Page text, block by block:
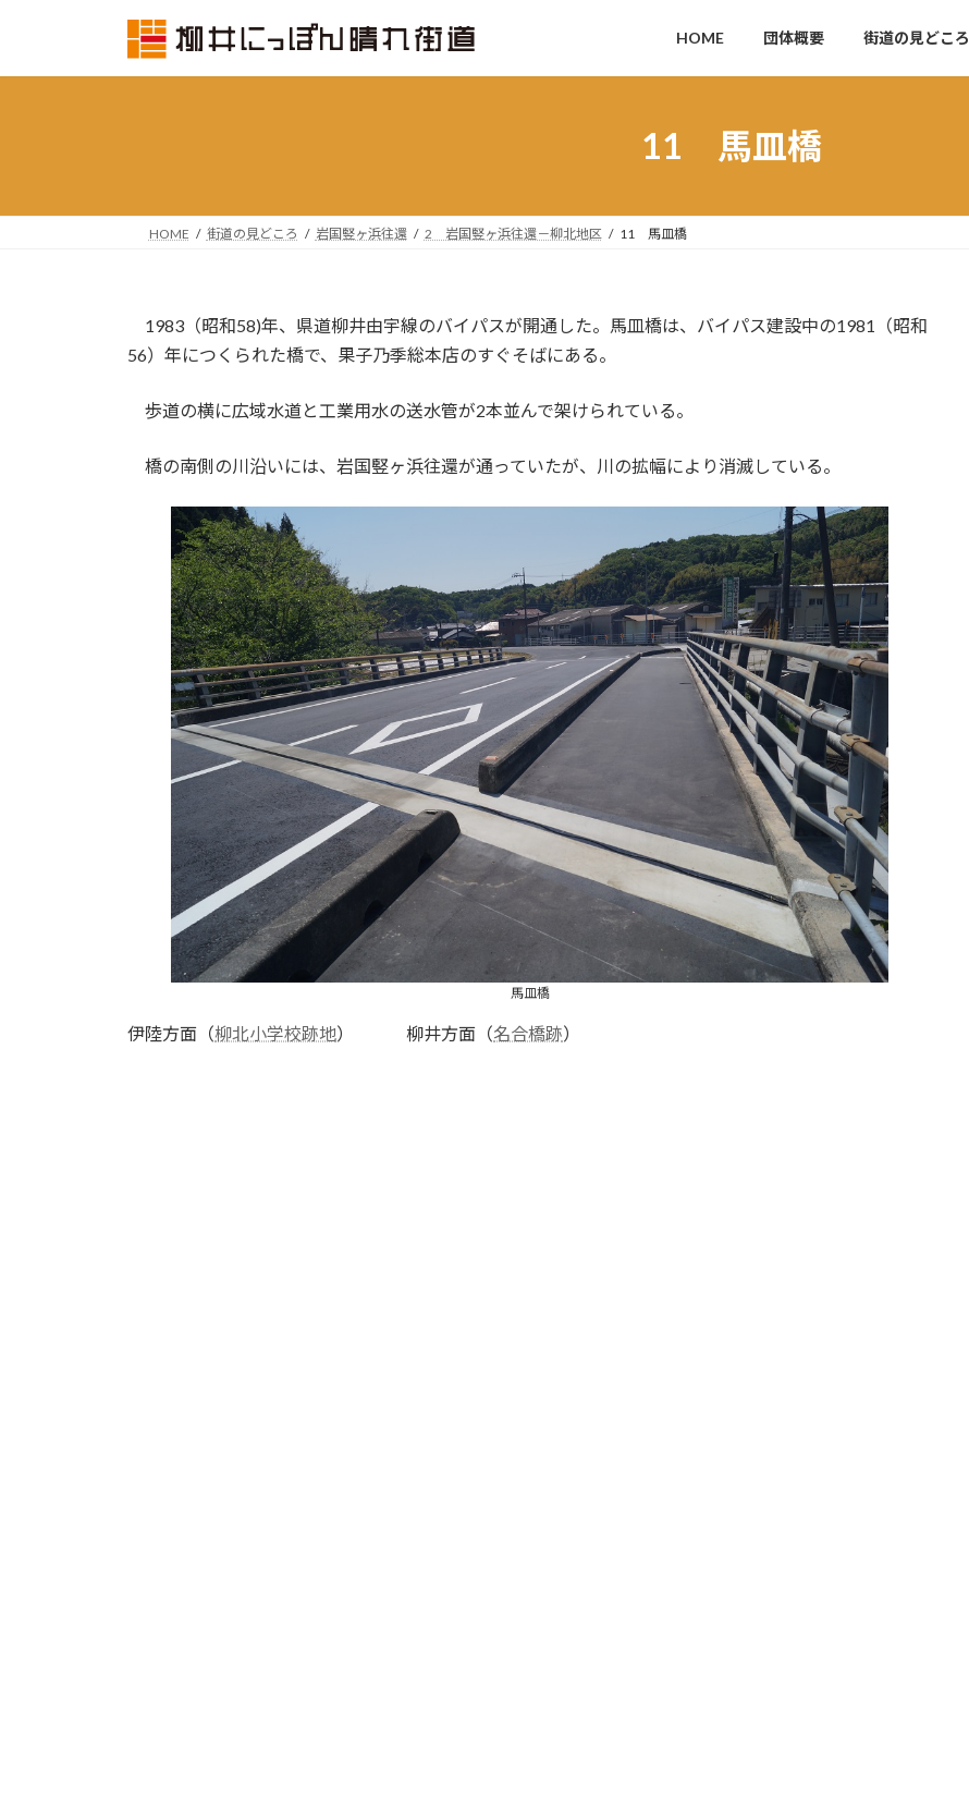
ッ
移
HOME 団体概要 街道の見どころ
11 馬皿橋
HOME 街道の見どころ 岩国竪ヶ浜往還 2 岩国竪ヶ浜往還－柳北地区 11 馬皿橋
1983（昭和58)年、県道柳井由宇線のバイパスが開通した。馬皿橋は、バイパス建設中の1981（昭和
56）年につくられた橋で、果子乃季総本店のすぐそばにある。
歩道の横に広域水道と工業用水の送水管が2本並んで架けられている。
橋の南側の川沿いには、岩国竪ヶ浜往還が通っていたが、川の拡幅により消滅している。
馬皿橋
伊陸方面（柳北小学校跡地） 柳井方面（名合橋跡）